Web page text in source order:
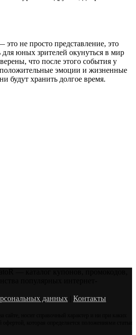
не просто представление, это
юных зрителей окунуться в мир
что после этого события у
положительные эмоции и жизненные
будут хранить долгое время.
данных
Контакты